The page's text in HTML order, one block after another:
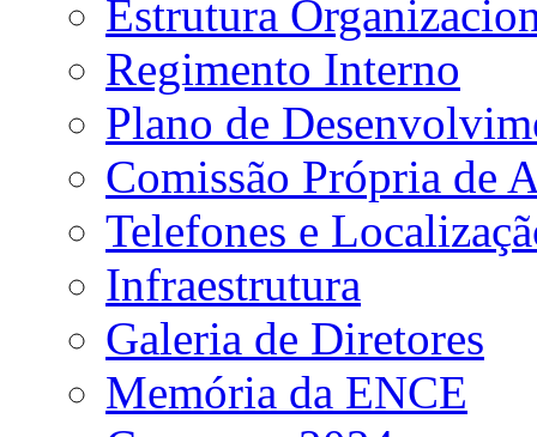
Estrutura
Regimento Interno
Plano de
Comissão Própria de
Telefones e
Infraestrutura
Galeria de Diretores
Memória da ENCE